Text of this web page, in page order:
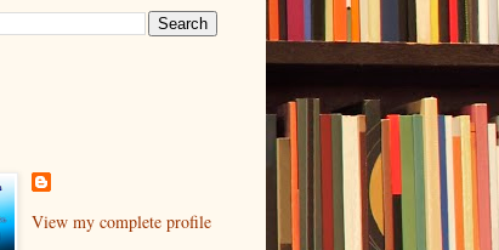
View my complete profile